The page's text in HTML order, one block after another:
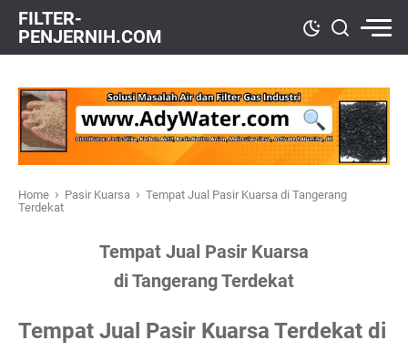
FILTER-
PENJERNIH.COM
Home › Pasir Kuarsa › Tempat Jual Pasir Kuarsa di Tangerang
Terdekat
Tempat Jual Pasir Kuarsa
di Tangerang Terdekat
Tempat Jual Pasir Kuarsa Terdekat di